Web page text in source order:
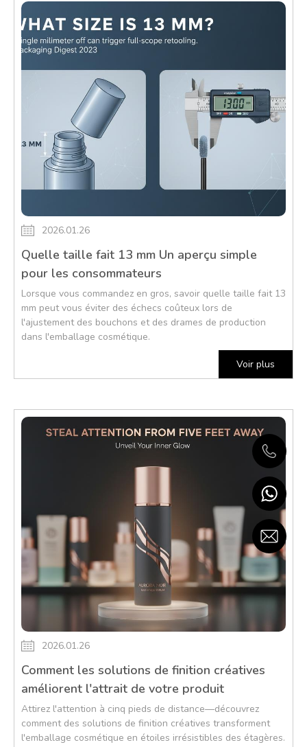
2026.01.26
Quelle taille fait 13 mm Un aperçu simple
pour les consommateurs
Lorsque vous commandez en gros, savoir quelle taille fait 13
mm peut vous éviter des échecs coûteux lors de
l'ajustement des bouchons et des drames de production
dans l'emballage cosmétique.
Voir plus
2026.01.26
Comment les solutions de finition créatives
améliorent l'attrait de votre produit
Attirez l'attention à cinq pieds de distance—découvrez
comment des solutions de finition créatives transforment
l'emballage cosmétique en étoiles irrésistibles des étagères.